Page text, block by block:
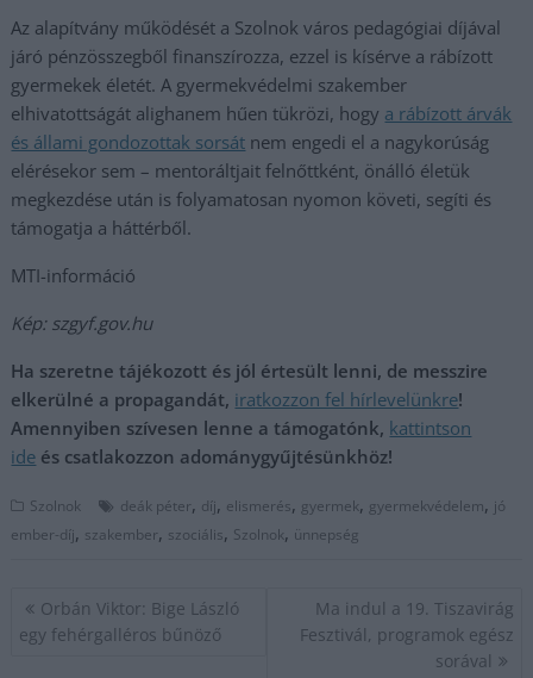
Az alapítvány működését a Szolnok város pedagógiai díjával
járó pénzösszegből finanszírozza, ezzel is kísérve a rábízott
gyermekek életét. A gyermekvédelmi szakember
elhivatottságát alighanem hűen tükrözi, hogy a rábízott árvák
és állami gondozottak sorsát nem engedi el a nagykorúság
elérésekor sem – mentoráltjait felnőttként, önálló életük
megkezdése után is folyamatosan nyomon követi, segíti és
támogatja a háttérből.
MTI-információ
Kép: szgyf.gov.hu
Ha szeretne tájékozott és jól értesült lenni, de messzire
elkerülné a propagandát, iratkozzon fel hírlevelünkre!
Amennyiben szívesen lenne a támogatónk, kattintson
ide és csatlakozzon adománygyűjtésünkhöz!
Szolnok deák péter, díj, elismerés, gyermek, gyermekvédelem, jó
ember-díj, szakember, szociális, Szolnok, ünnepség
Bejegyzés
navigáció
Orbán Viktor: Bige László
egy fehérgalléros bűnöző
Ma indul a 19. Tiszavirág
Fesztivál, programok egész
sorával